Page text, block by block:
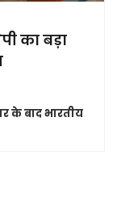
का बड़ा
के बाद भारतीय